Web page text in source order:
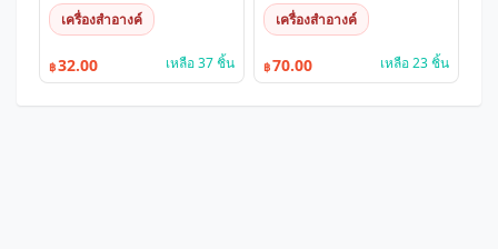
เครื่องสำอางค์
฿32.00 เหลือ 37 ชิ้น
เครื่องสำอางค์
฿70.00 เหลือ 23 ชิ้น